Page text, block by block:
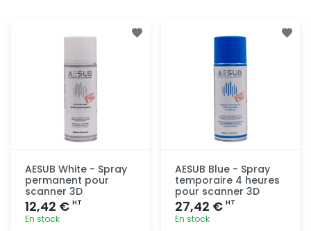
AESUB White - Spray
permanent pour
scanner 3D
12,42 € HT
En stock
AESUB Blue - Spray
temporaire 4 heures
pour scanner 3D
27,42 € HT
En stock